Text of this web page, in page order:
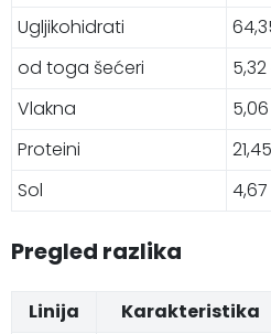
Ugljikohidrati
od toga šećeri
Vlakna
Proteini
Sol
Pregled razlika
Linija Karakteristika